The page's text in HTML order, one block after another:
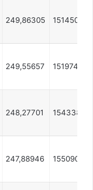
249,86305 1514507
249,55657 1519740
248,27701 1543381
247,88946 1550908